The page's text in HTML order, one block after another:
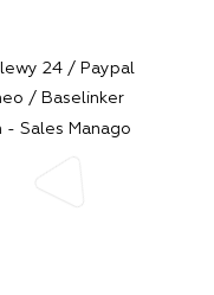
24 / Paypal
/ Baselinker
Sales Manago